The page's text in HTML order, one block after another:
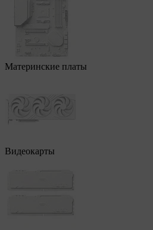
Материнские платы
Видеокарты